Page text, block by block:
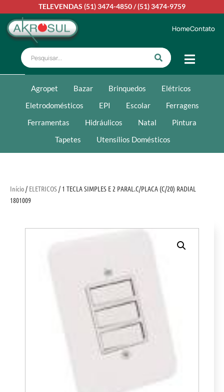
TELEVENDAS (51) 3474-4850/(51) 3474-9759
HomeContato
Agropet Bazar Brinquedos
Elétricos
Eletrodomésticos
EPI Escolar
Ferragens
Ferramentas
Hidráulicos Natal
Pintura
Tapetes
Utensílios Domésticos
Início/ ELETRICOS/ 1 TECLA SIMPLES E 2 PARAL.C/PLACA (C/20) RADIAL
1801009